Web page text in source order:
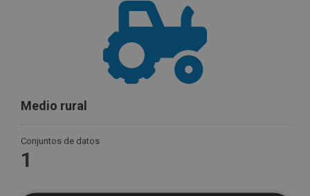
Medio rural
Conjuntos de datos
1